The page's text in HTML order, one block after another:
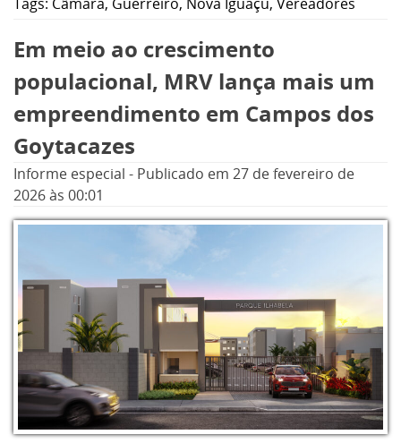
deficiência intelectual, transtornos de
comunicação, transtornos específicos,
aprendizagem e transtornos motores.
Em meio ao crescimento
populacional, MRV lança mais um
empreendimento em Campos dos
Goytacazes
Informe especial - Publicado em 27 de fevereiro de
2026às 00:01